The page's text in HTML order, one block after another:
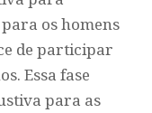
os homens
de participar
Essa fase
para as